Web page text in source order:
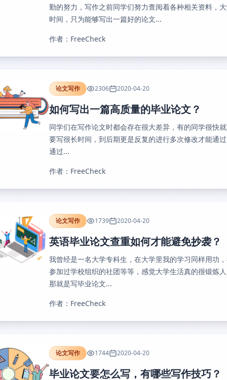
勤的努力，写作之前同学们努力查阅着各种相关资料，
时间，只为能够写出一篇好的论文...
作者：FreeCheck
论文写作 2306 2020-04-20
如何写出一篇高质量的毕业论文？
同学们在写作论文时都会存在很大差异，有的同学很快
要写很长时间，到后期更是反复的进行多次修改才能通
通过...
作者：FreeCheck
论文写作 1739 2020-04-20
英语毕业论文查重如何才能避免抄袭？
我曾经是一名大学专科生，在大学里我的学习同样用功
参加过学校组织的社团等等，感觉大学生活真的很锻炼
那就是写毕业论文...
作者：FreeCheck
论文写作 1744 2020-04-20
毕业论文要怎么写，有哪些写作技巧？